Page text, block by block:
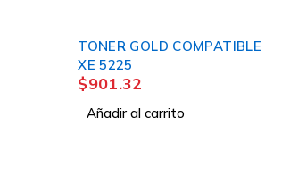
TONER GOLD COMPATIBLE
XE 5225
$901.32
Añadir al carrito